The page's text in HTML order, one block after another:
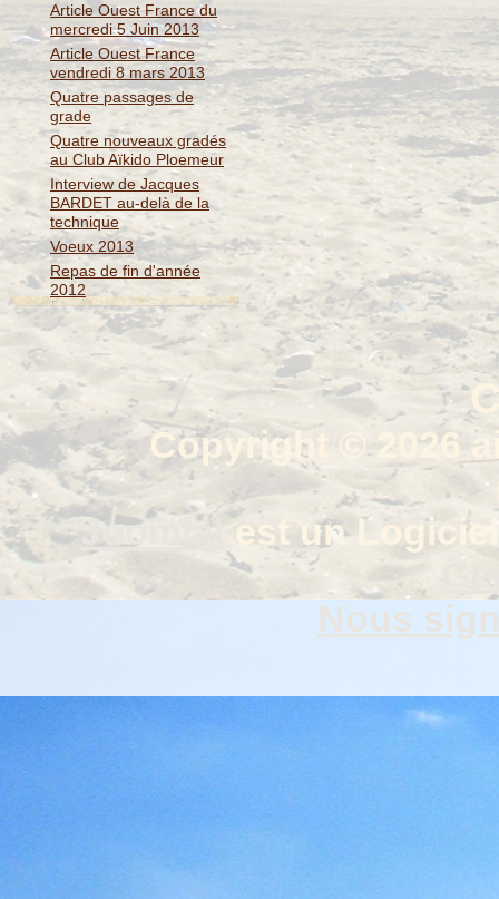
Article Ouest France du
mercredi 5 Juin 2013
Article Ouest France
vendredi 8 mars 2013
Quatre passages de
grade
Quatre nouveaux gradés
au Club Aïkido Ploemeur
Interview de Jacques
BARDET au-delà de la
technique
Voeux 2013
Repas de fin d'année
2012
Copyright © 2026
Joomla! est un
Nous